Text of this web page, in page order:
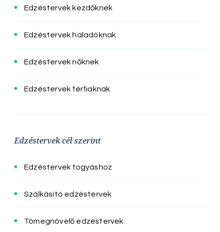
Edzéstervek kezdőknek
Edzéstervek haladóknak
Edzéstervek nőknek
Edzéstervek férfiaknak
Edzéstervek cél szerint
Edzéstervek fogyáshoz
Szálkásító edzéstervek
Tömegnövelő edzéstervek